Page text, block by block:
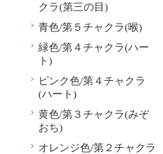
クラ(第三の目)
青色/第５チャクラ(喉)
緑色/第４チャクラ(ハー
ト)
ピンク色/第４チャクラ
(ハート)
黄色/第３チャクラ(みぞ
おち)
オレンジ色/第２チャクラ